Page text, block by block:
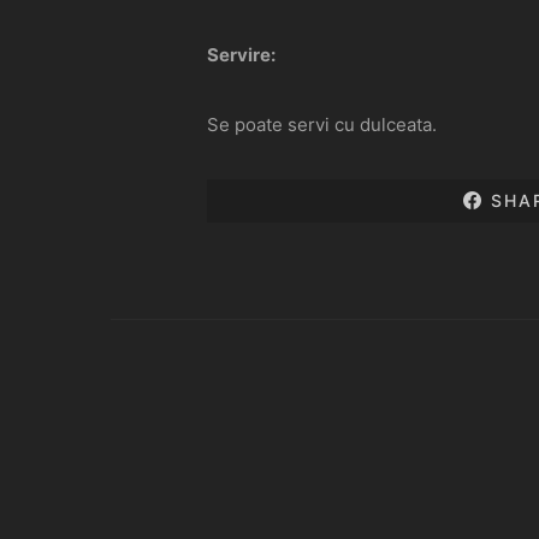
Servire:
Se poate servi cu dulceata.